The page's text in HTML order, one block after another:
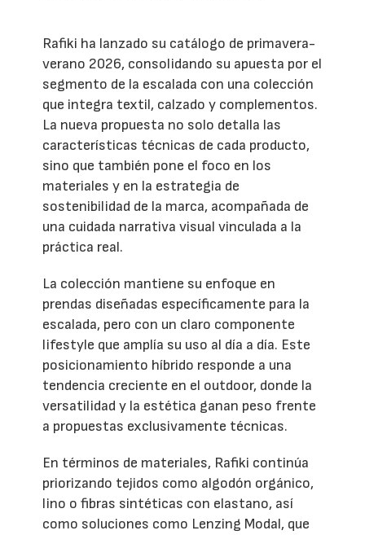
Rafiki ha lanzado su catálogo de primavera-
verano 2026, consolidando su apuesta por el
segmento de la escalada con una colección
que integra textil, calzado y complementos.
La nueva propuesta no solo detalla las
características técnicas de cada producto,
sino que también pone el foco en los
materiales y en la estrategia de
sostenibilidad de la marca, acompañada de
una cuidada narrativa visual vinculada a la
práctica real.
La colección mantiene su enfoque en
prendas diseñadas específicamente para la
escalada, pero con un claro componente
lifestyle que amplía su uso al día a día. Este
posicionamiento híbrido responde a una
tendencia creciente en el outdoor, donde la
versatilidad y la estética ganan peso frente
a propuestas exclusivamente técnicas.
En términos de materiales, Rafiki continúa
priorizando tejidos como algodón orgánico,
lino o fibras sintéticas con elastano, así
como soluciones como Lenzing Modal, que